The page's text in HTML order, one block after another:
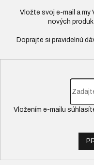
Vložte svoj e-mail a my
nových
Vložením e-mailu